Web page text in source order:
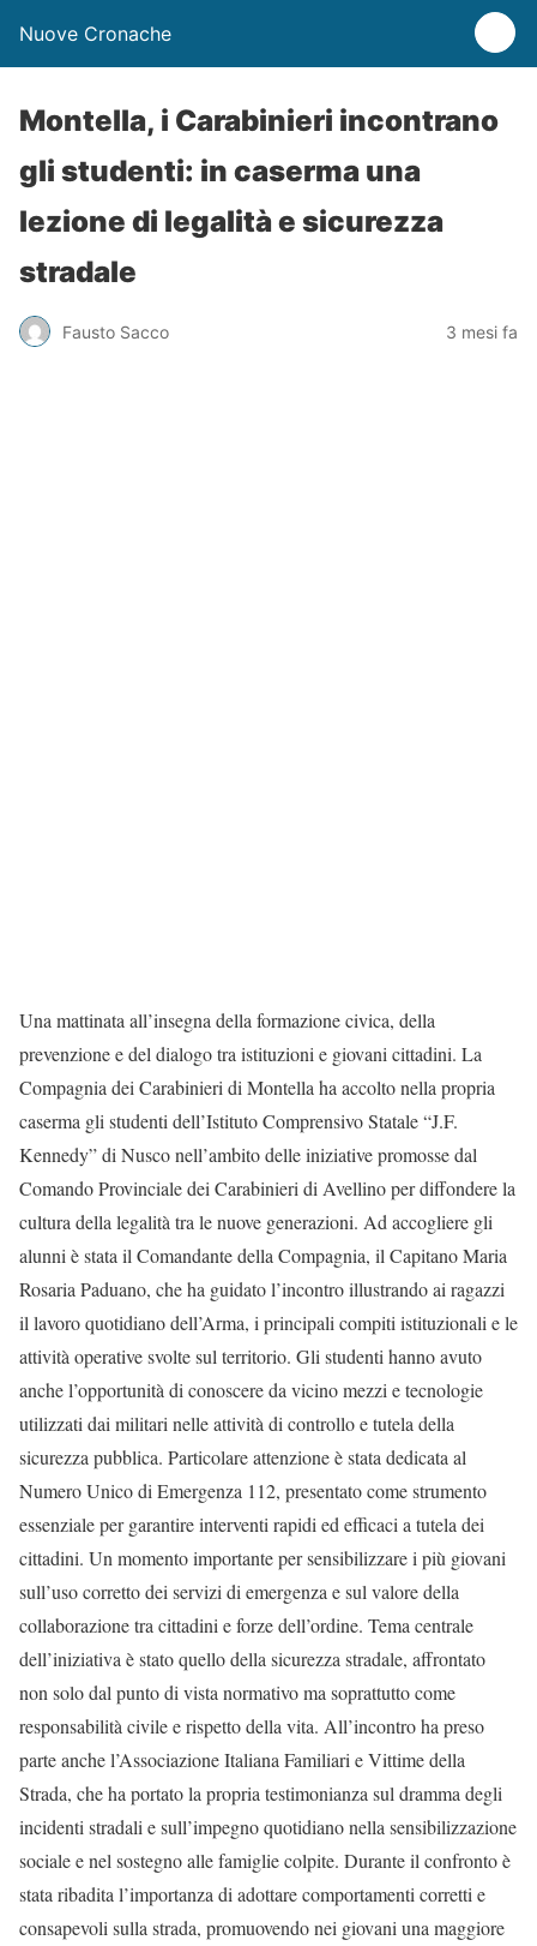
Nuove Cronache
Montella, i Carabinieri incontrano
gli studenti: in caserma una
lezione di legalità e sicurezza
stradale
Fausto Sacco 3 mesi fa
Una mattinata all’insegna della formazione civica, della
prevenzione e del dialogo tra istituzioni e giovani cittadini. La
Compagnia dei Carabinieri di Montella ha accolto nella propria
caserma gli studenti dell’Istituto Comprensivo Statale “J.F.
Kennedy” di Nusco nell’ambito delle iniziative promosse dal
Comando Provinciale dei Carabinieri di Avellino per diffondere la
cultura della legalità tra le nuove generazioni. Ad accogliere gli
alunni è stata il Comandante della Compagnia, il Capitano Maria
Rosaria Paduano, che ha guidato l’incontro illustrando ai ragazzi
il lavoro quotidiano dell’Arma, i principali compiti istituzionali e le
attività operative svolte sul territorio. Gli studenti hanno avuto
anche l’opportunità di conoscere da vicino mezzi e tecnologie
utilizzati dai militari nelle attività di controllo e tutela della
sicurezza pubblica. Particolare attenzione è stata dedicata al
Numero Unico di Emergenza 112, presentato come strumento
essenziale per garantire interventi rapidi ed efficaci a tutela dei
cittadini. Un momento importante per sensibilizzare i più giovani
sull’uso corretto dei servizi di emergenza e sul valore della
collaborazione tra cittadini e forze dell’ordine. Tema centrale
dell’iniziativa è stato quello della sicurezza stradale, affrontato
non solo dal punto di vista normativo ma soprattutto come
responsabilità civile e rispetto della vita. All’incontro ha preso
parte anche l’Associazione Italiana Familiari e Vittime della
Strada, che ha portato la propria testimonianza sul dramma degli
incidenti stradali e sull’impegno quotidiano nella sensibilizzazione
sociale e nel sostegno alle famiglie colpite. Durante il confronto è
stata ribadita l’importanza di adottare comportamenti corretti e
consapevoli sulla strada, promuovendo nei giovani una maggiore